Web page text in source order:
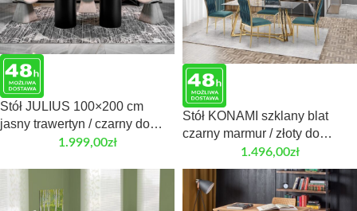
Stół JULIUS 100×200 cm
jasny trawertyn / czarny do
1.999,00zł
Stół KONAMI szklany blat
czarny marmur / złoty do
1.496,00zł